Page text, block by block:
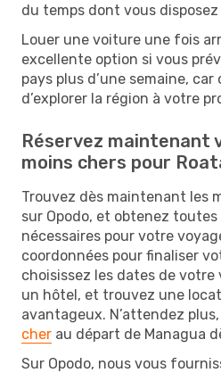
du temps dont vous
Louer une voiture une fois
excellente option si vous
pays plus d’une semaine,
d’explorer la région à votre
Réservez maintenant
moins chers pour
Trouvez dès maintenant les
sur Opodo, et obtenez
nécessaires pour votre
coordonnées pour finaliser
choisissez les dates de
un hôtel, et trouvez une
avantageux. N’attendez
cher au départ de Managua
Sur Opodo, nous vous